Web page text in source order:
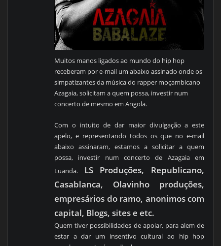
Muitos manos ligados ao mundo do hip hop
receberam por e-mail um abaixo assinado onde os
simpatizantes da música do rapper moçambicano
Azagaia, solicitam a quem possa, investir num
concerto de mesmo em Angola.
Com o intuito de dar maior divulgação a este
apelo, e representando todos os que no e-mail
abaixo assinaram, estamos a solicitar a quem
possa, investir num concerto de Azagaia em
Luanda. LS Produções, Republicano,
Casablanca, Olavinho produções,
empresários do ramo, anonimos com
capital, Blogs, sites e etc.
Quem tiver possibilidades de apoiar, para alem de
estar a dar um insentivo cultural ao hip hop